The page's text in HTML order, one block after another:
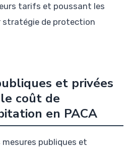
tarifs et poussant les
stratégie de protection
et privées
coût de
en PACA
mesures publiques et